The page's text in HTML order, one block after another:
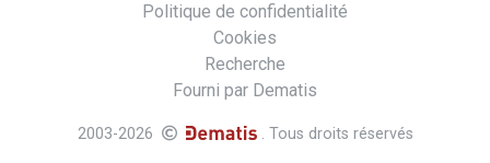
Politique de confidentialité
Cookies
Recherche
Fourni par Dematis
2003-2026 . Tous droits réservés